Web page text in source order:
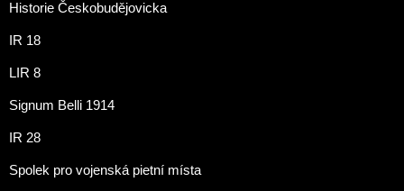
Historie Českobudějovicka
IR 18
LIR 8
Signum Belli 1914
IR 28
Spolek pro vojenská pietní místa